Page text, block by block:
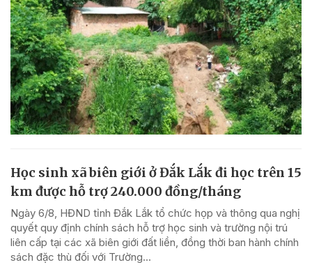
Học sinh xã biên giới ở Đắk Lắk đi học trên 15
km được hỗ trợ 240.000 đồng/tháng
Ngày 6/8, HĐND tỉnh Đắk Lắk tổ chức họp và thông qua nghị
quyết quy định chính sách hỗ trợ học sinh và trường nội trú
liên cấp tại các xã biên giới đất liền, đồng thời ban hành chính
sách đặc thù đối với Trường...